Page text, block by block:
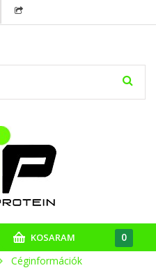
KOSARAM
0
Céginformációk